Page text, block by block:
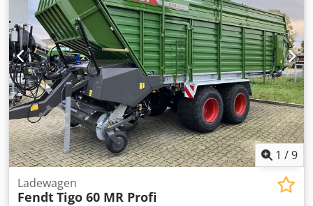
1 /9
Ladewagen
FendtTigo 60 MR Profi